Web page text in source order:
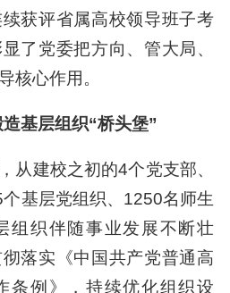
获评省属高校领导班子考
了党委把方向、管大局、
核心作用。
基层组织“桥头堡”
从建校之初的4个党支部、
基层党组织、1250名师生
组织伴随事业发展不断壮
落实《中国共产党普通高
条例》，持续优化组织设